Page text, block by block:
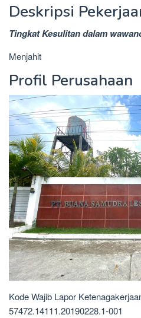
Deskripsi
Tingkat Kesulitan dalam
Menjahit
Profil Perusahaan
Kode Wajib Lapor
57472.14111.20190228.1-001